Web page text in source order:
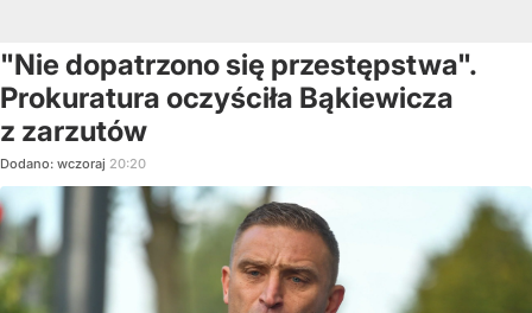
"Nie dopatrzono się przestępstwa".
Prokuratura oczyściła Bąkiewicza
z zarzutów
Dodano: wczoraj 20:20